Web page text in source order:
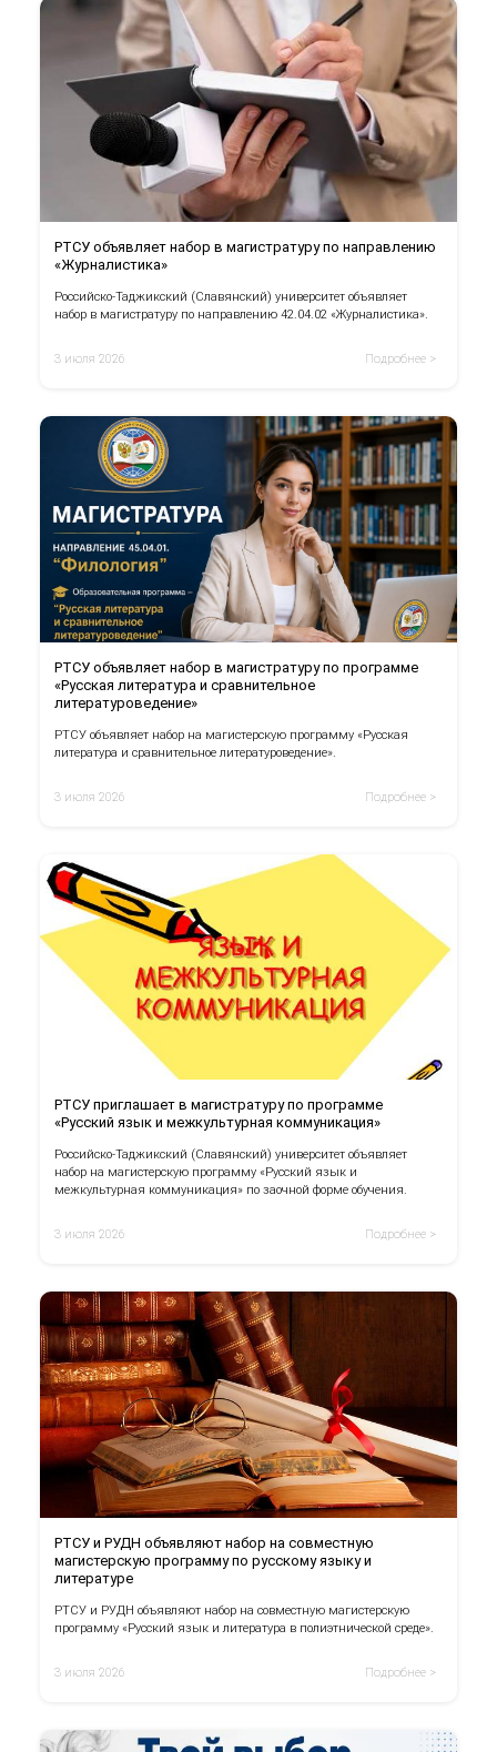
РТСУ объявляет набор в магистратуру по направлению
«Журналистика»
Российско-Таджикский (Славянский) университет объявляет
набор в магистратуру по направлению 42.04.02 «Журналистика».
3 июля 2026 Подробнее >
РТСУ объявляет набор в магистратуру по программе
«Русская литература и сравнительное
литературоведение»
РТСУ объявляет набор на магистерскую программу «Русская
литература и сравнительное литературоведение».
3 июля 2026 Подробнее >
РТСУ приглашает в магистратуру по программе
«Русский язык и межкультурная коммуникация»
Российско-Таджикский (Славянский) университет объявляет
набор на магистерскую программу «Русский язык и
межкультурная коммуникация» по заочной форме обучения.
3 июля 2026 Подробнее >
РТСУ и РУДН объявляют набор на совместную
магистерскую программу по русскому языку и
литературе
РТСУ и РУДН объявляют набор на совместную магистерскую
программу «Русский язык и литература в полиэтнической среде».
3 июля 2026 Подробнее >